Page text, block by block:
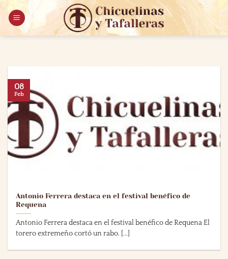
Saltar
contenido
Antonio Ferrera destaca en el festival benéfico de
Requena
Antonio Ferrera destaca en el festival benéfico de Requena El
torero extremeño cortó un rabo. [...]
08
Feb